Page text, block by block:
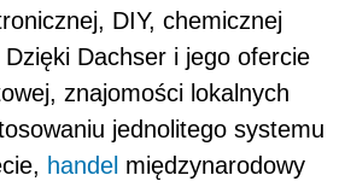
DIY, chemicznej
Dachser i jego ofercie
znajomości lokalnych
jednolitego systemu
handel międzynarodowy